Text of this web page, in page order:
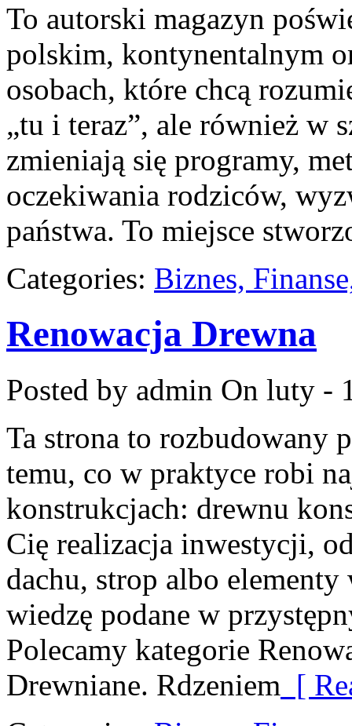
To autorski magazyn
polskim, kontynentalnym
osobach, które chcą
„tu i teraz”, ale również w
zmieniają się programy,
oczekiwania rodziców,
państwa. To miejsce
Categories: Biznes,
Renowacja Drewna
Posted by admin On luty -
Ta strona to rozbudowany
temu, co w praktyce robi
konstrukcjach: drewnu
Cię realizacja inwestycji,
dachu, strop albo
wiedzę podane w
Polecamy kategorie
Drewniane. Rdzeniem [